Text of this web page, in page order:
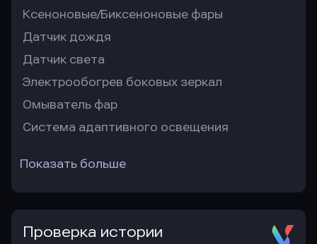
Ксеноновые/Биксеноновые фары
Датчик дождя
Датчик света
Электрообогрев боковых зеркал
Омыватель фар
Система адаптивного освещения
Показать больше
Проверка истории